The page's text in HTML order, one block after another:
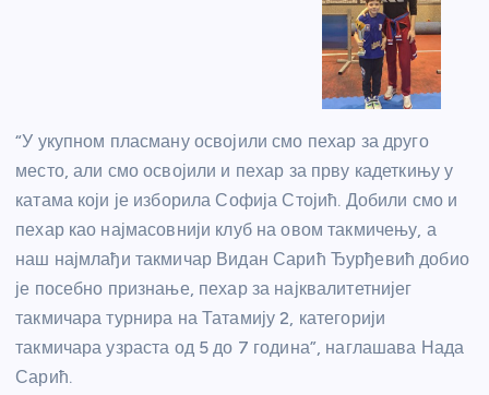
“У укупном пласману освојили смо пехар за друго
место, али смо освојили и пехар за прву кадеткињу у
катама који је изборила Софија Стојић. Добили смо и
пехар као најмасовнији клуб на овом такмичењу, а
наш најмлађи такмичар Видан Сарић Ђурђевић добио
је посебно признање, пехар за најквалитетнијег
такмичара турнира на Татамију 2, категорији
такмичара узраста од 5 до 7 година”, наглашава Нада
Сарић.